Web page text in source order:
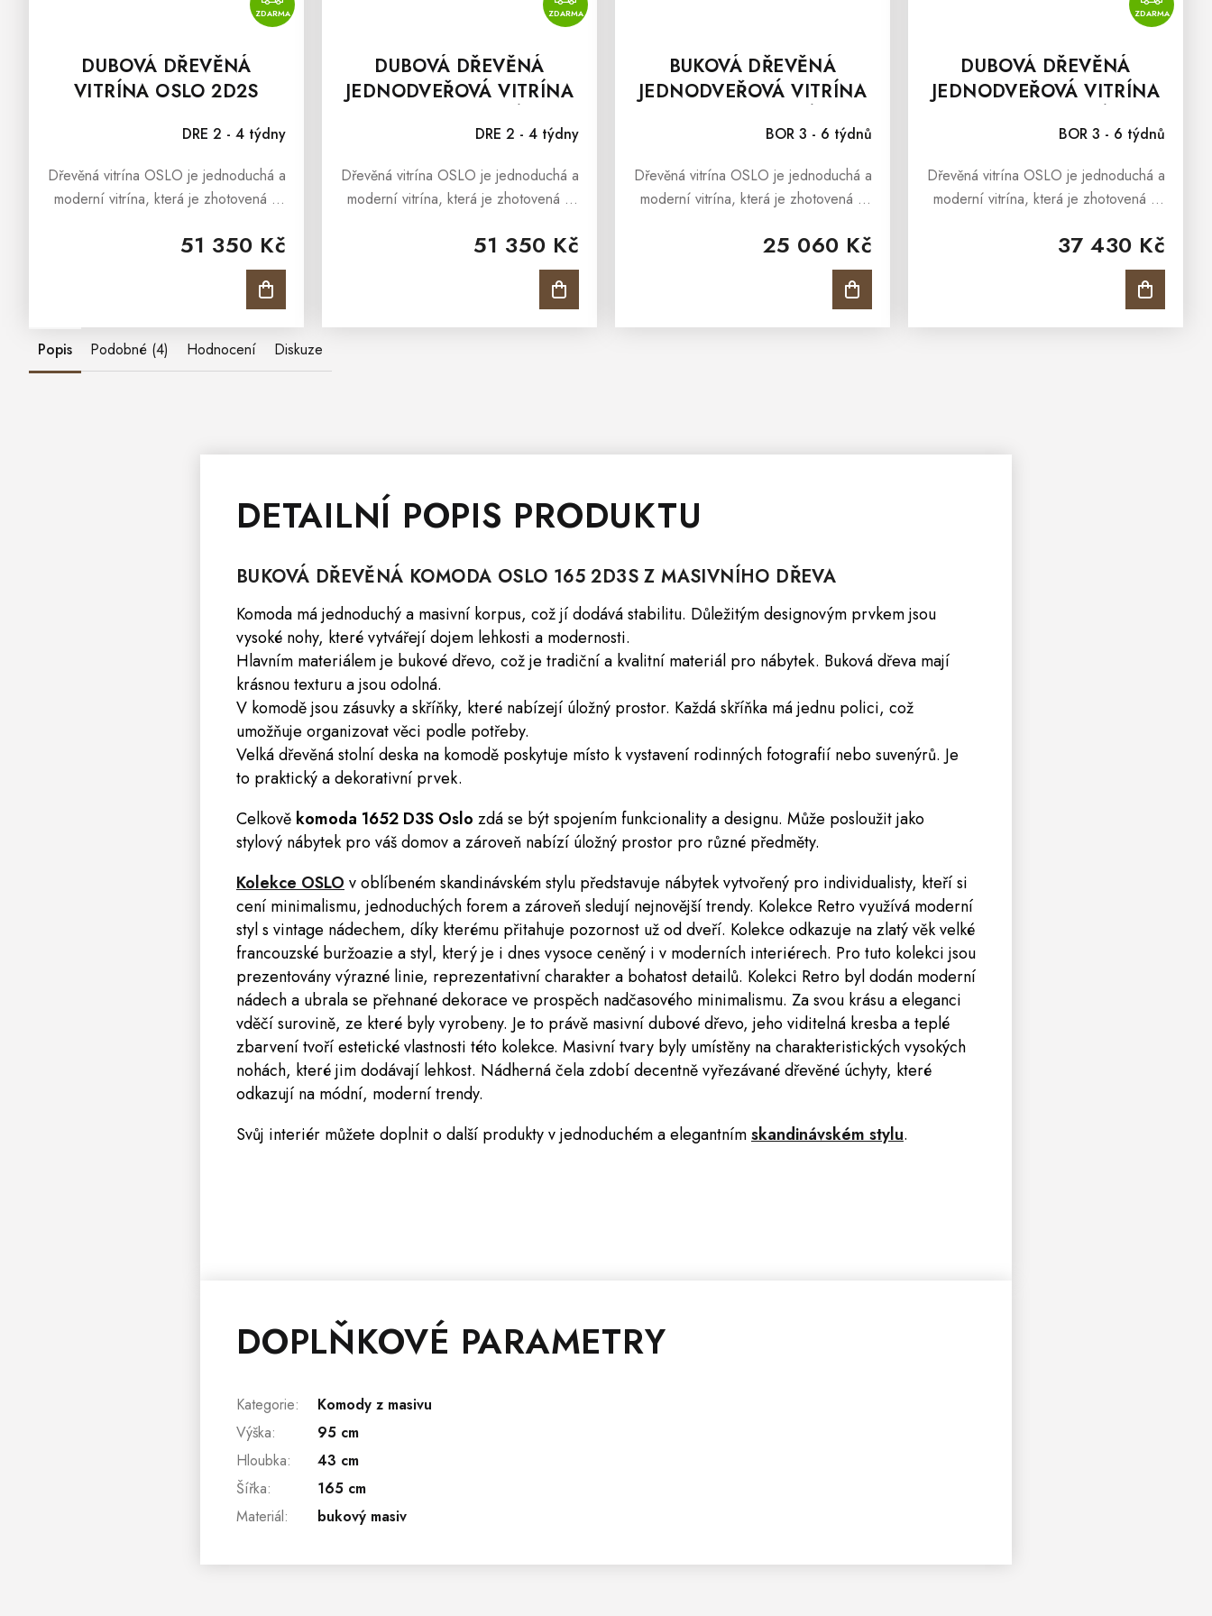
ZDARMA
DUBOVÁ DŘEVĚNÁ
VITRÍNA OSLO 2D2S
DRE 2 - 4 týdny
51 350 Kč
Dřevěná vitrína OSLO je jednoduchá a
moderní vitrína, která je zhotovená z
vitrína OSLO je součástí kolekce, která
ZDARMA
DUBOVÁ DŘEVĚNÁ
JEDNODVEŘOVÁ VITRÍNA
DŘEVA - LEVÁDRE 2 - 4 týdny
51 350 Kč
Dřevěná vitrína OSLO je jednoduchá a
moderní vitrína, která je zhotovená z
vitrína OSLO je součástí kolekce, která
BUKOVÁ DŘEVĚNÁ
JEDNODVEŘOVÁ VITRÍNA
DŘEVA - LEVÁBOR 3 - 6 týdnů
25 060 Kč
Dřevěná vitrína OSLO je jednoduchá a
moderní vitrína, která je zhotovená z
vitrína OSLO je součástí kolekce, která
ZDARMA
DUBOVÁ DŘEVĚNÁ
JEDNODVEŘOVÁ VITRÍNA
DŘEVA - PRAVÁBOR 3 - 6 týdnů
37 430 Kč
Dřevěná vitrína OSLO je jednoduchá a
moderní vitrína, která je zhotovená z
vitrína OSLO je součástí kolekce, která
Popis Podobné (4) Hodnocení Diskuze
DETAILNÍ POPIS PRODUKTU
BUKOVÁ DŘEVĚNÁ KOMODA OSLO 165 2D3S Z MASIVNÍHO DŘEVA
Komoda má jednoduchý a masivní korpus, což jí dodává stabilitu. Důležitým designovým prvkem jsou
vysoké nohy, které vytvářejí dojem lehkosti a modernosti.
Hlavním materiálem je bukové dřevo, což je tradiční a kvalitní materiál pro nábytek. Buková dřeva mají
krásnou texturu a jsou odolná.
V komodě jsou zásuvky a skříňky, které nabízejí úložný prostor. Každá skříňka má jednu polici, což
umožňuje organizovat věci podle potřeby.
Velká dřevěná stolní deska na komodě poskytuje místo k vystavení rodinných fotografií nebo suvenýrů. Je
to praktický a dekorativní prvek.
Celkově komoda 1652 D3S Oslo zdá se být spojením funkcionality a designu. Může posloužit jako
stylový nábytek pro váš domov a zároveň nabízí úložný prostor pro různé předměty.
Kolekce OSLO v oblíbeném skandinávském stylu představuje nábytek vytvořený pro individualisty, kteří si
cení minimalismu, jednoduchých forem a zároveň sledují nejnovější trendy. Kolekce Retrovyužívá moderní
styl s vintage nádechem, díky kterému přitahuje pozornost už od dveří. Kolekce odkazuje na zlatý věk velké
francouzské buržoazie a styl, který je i dnes vysoce ceněný i v moderních interiérech. Pro tuto kolekci jsou
prezentovány výrazné linie, reprezentativní charakter a bohatost detailů. Kolekci Retro byl dodán moderní
nádech a ubrala se přehnané dekorace ve prospěch nadčasového minimalismu. Za svou krásu a eleganci
vděčí surovině, ze které byly vyrobeny. Je to právě masivní dubové dřevo, jeho viditelná kresba a teplé
zbarvení tvoří estetické vlastnosti této kolekce. Masivní tvary byly umístěny na charakteristických vysokých
nohách, které jim dodávají lehkost. Nádherná čela zdobí decentně vyřezávané dřevěné úchyty, které
odkazují na módní, moderní trendy.
Svůj interiér můžete doplnit o další produkty v jednoduchém a elegantnímskandinávském stylu.
DOPLŇKOVÉ PARAMETRY
Kategorie:
Komody z masivu
Výška:
95 cm
Hloubka:
43 cm
Šířka:
165 cm
Materiál: bukový masiv